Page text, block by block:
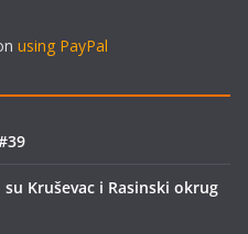
using PayPal
Kruševac i Rasinski okrug